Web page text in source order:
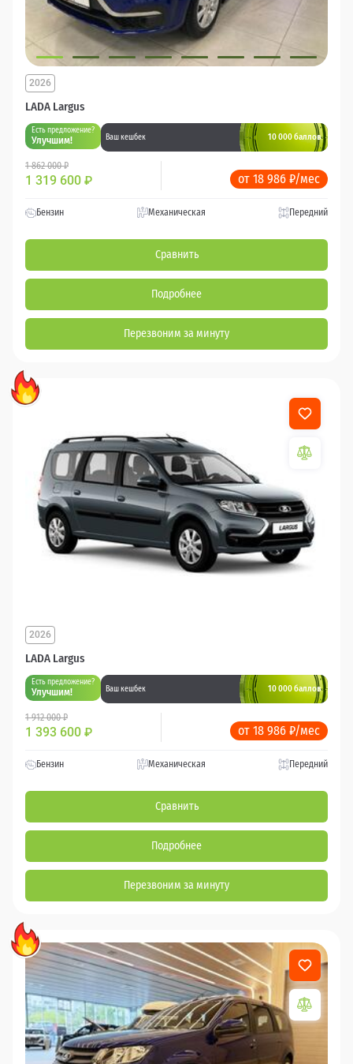
LADA Largus
2026
Есть предложение?
Улучшим! Ваш кешбек 10 000 баллов
1 862 000 ₽
1 319 600 ₽ от 18 986 ₽/мес
Бензин Механическая Передний
Сравнить
Подробнее
Перезвоним за минуту
LADA Largus
2026
Есть предложение?
Улучшим! Ваш кешбек 10 000 баллов
1 912 000 ₽
1 393 600 ₽ от 18 986 ₽/мес
Бензин Механическая Передний
Сравнить
Подробнее
Перезвоним за минуту